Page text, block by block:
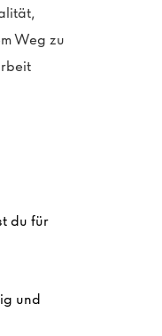
Weg zu
du für
und